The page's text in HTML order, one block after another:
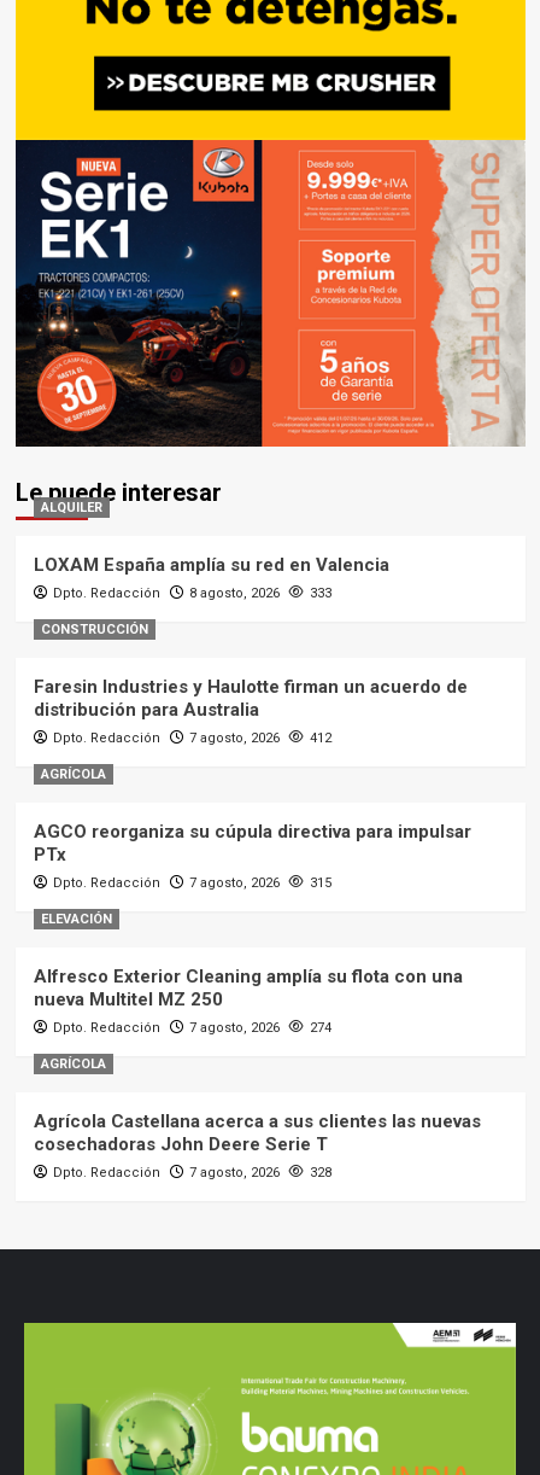
Le puede interesar
ALQUILER
LOXAM España amplía su red en Valencia
Dpto. Redacción 8 agosto, 2026 333
CONSTRUCCIÓN
Faresin Industries y Haulotte firman un acuerdo de
distribución para Australia
Dpto. Redacción 7 agosto, 2026 412
AGRÍCOLA
AGCO reorganiza su cúpula directiva para impulsar
PTx
Dpto. Redacción 7 agosto, 2026 315
ELEVACIÓN
Alfresco Exterior Cleaning amplía su flota con una
nueva Multitel MZ 250
Dpto. Redacción 7 agosto, 2026 274
AGRÍCOLA
Agrícola Castellana acerca a sus clientes las nuevas
cosechadoras John Deere Serie T
Dpto. Redacción 7 agosto, 2026 328